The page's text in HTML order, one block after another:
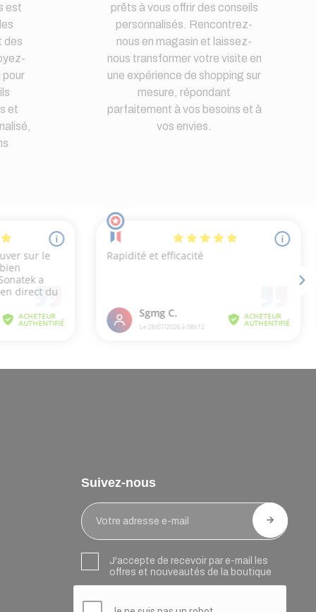
est
des
pour
et
prêts à vous offrir des conseils
personnalisés. Rencontrez-
nous en magasin et laissez-
nous transformer votre visite en
une expérience de shopping sur
mesure, répondant
parfaitement à vos besoins et à
vos envies.
Suivez-nous
J'accepte de recevoir par e-mail les
offres et nouveautés de la boutique